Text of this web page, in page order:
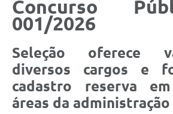
Concurso
001/2026
Seleção oferece
diversos cargos e
cadastro reserva
áreas da